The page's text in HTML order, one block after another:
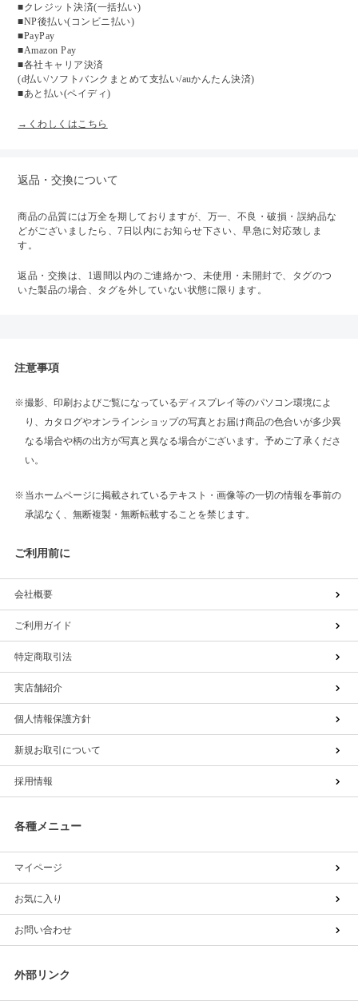
■クレジット決済(一括払い)
■NP後払い(コンビニ払い)
■PayPay
■Amazon Pay
■各社キャリア決済
(d払い/ソフトバンクまとめて支払い/auかんたん決済)
■あと払い(ペイディ)
→くわしくはこちら
返品・交換について
商品の品質には万全を期しておりますが、万一、不良・破損・誤納品な
どがございましたら、7日以内にお知らせ下さい、早急に対応致しま
す。
返品・交換は、1週間以内のご連絡かつ、未使用・未開封で、タグのつ
いた製品の場合、タグを外していない状態に限ります。
注意事項
撮影、印刷およびご覧になっているディスプレイ等のパソコン環境によ
り、カタログやオンラインショップの写真とお届け商品の色合いが多少異
なる場合や柄の出方が写真と異なる場合がございます。予めご了承くださ
い。
当ホームページに掲載されているテキスト・画像等の一切の情報を事前の
承認なく、無断複製・無断転載することを禁じます。
ご利用前に
会社概要
ご利用ガイド
特定商取引法
実店舗紹介
個人情報保護方針
新規お取引について
採用情報
各種メニュー
マイページ
お気に入り
お問い合わせ
外部リンク